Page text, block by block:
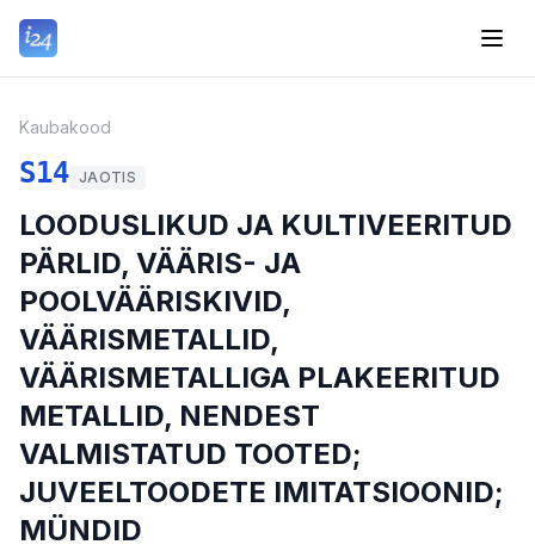
Kaubakood
S14 JAOTIS
LOODUSLIKUD JA KULTIVEERITUD
PÄRLID, VÄÄRIS- JA
POOLVÄÄRISKIVID,
VÄÄRISMETALLID,
VÄÄRISMETALLIGA PLAKEERITUD
METALLID, NENDEST
VALMISTATUD TOOTED;
JUVEELTOODETE IMITATSIOONID;
MÜNDID